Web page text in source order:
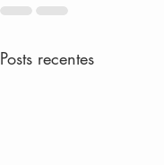
Posts recentes